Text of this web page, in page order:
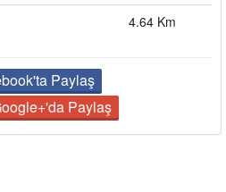
4.64 Km
Paylaş
Paylaş